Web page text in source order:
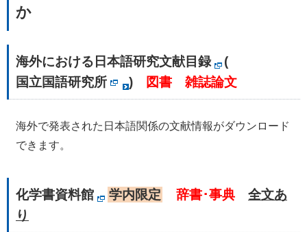
か
海外における日本語研究文献目録
(
国立国語研究所
) 図書 雑誌論文
海外で発表された日本語関係の文献情報がダウンロード
できます。
化学書資料館 学内限定 辞書･事典
全文あ
り